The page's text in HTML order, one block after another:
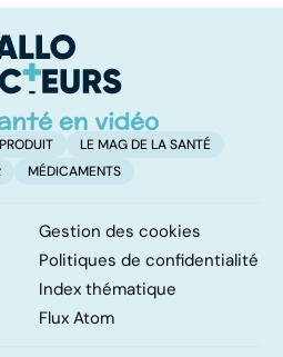
LE MAG DE LA SANTÉ
MÉDICAMENTS
Gestion des cookies
Politiques de confidentialité
Index thématique
Flux Atom